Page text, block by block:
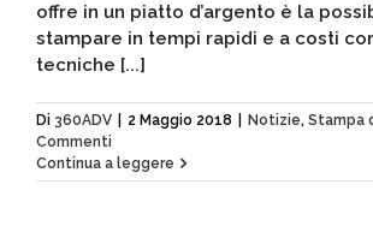
offre in un piatto d’argento è la
stampare in tempi rapidi e a costi
tecniche [...]
Di 360ADV 2 Maggio 2018 Notizie, Stampa
Commenti
Continua a leggere